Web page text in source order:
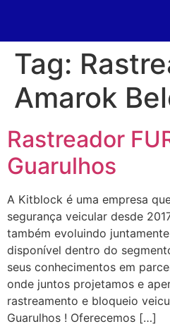
Tag:
Amarok
Rastreador
Guarulhos
A Kitblock é uma empresa
segurança veicular desde
também evoluindo
disponível dentro do
seus conhecimentos em
onde juntos projetamos e
rastreamento e bloqueio
Guarulhos ! Oferecemos […]